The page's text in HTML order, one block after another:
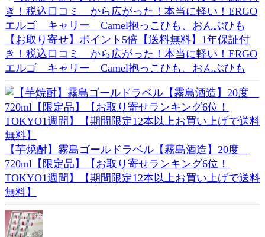
【お取り寄せ】ポイント5倍【送料無料】1年保証付
き！税込口コミ から広がった！本当に軽い！ERGO
エルゴ キャリー Camel抱っこひも、おんぶひも
【芋焼酎】霧島ゴールドラベル【霧島酒造】20度
720ml【限定品】【お取り寄せランキング6位！
TOKYO1週間】【期間限定12本以上お買い上げで送料
無料】